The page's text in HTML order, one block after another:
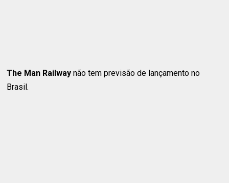
The Man Railway não tem previsão de lançamento no
Brasil.